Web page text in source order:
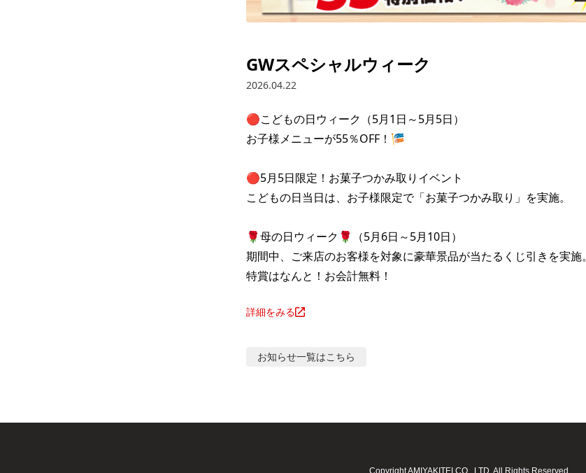
GWスペシャルウィーク
2026.04.22
🔴こどもの日ウィーク（5月1日～5月5日）
お子様メニューが55％OFF！🎏
🔴5月5日限定！お菓子つかみ取りイベント
こどもの日当日は、お子様限定で「お菓子つかみ取り」を実施。
🌹母の日ウィーク🌹（5月6日～5月10日）
期間中、ご来店のお客様を対象に豪華景品が当たるくじ引きを実施。
特賞はなんと！お会計無料！
詳細をみる
お知らせ一覧はこちら
Copyright AMIYAKITEI CO., LTD. All Rights Reserved.